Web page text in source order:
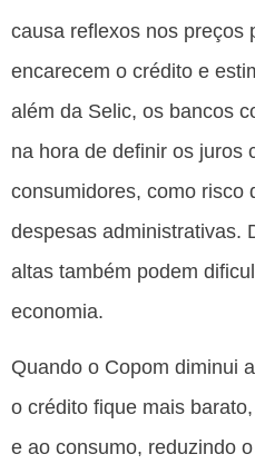
causa reflexos nos preços
encarecem o crédito e
além da Selic, os bancos
na hora de definir os juros
consumidores, como risco
despesas administrativas.
altas também podem
economia.
Quando o Copom diminui
o crédito fique mais
e ao consumo, reduzindo